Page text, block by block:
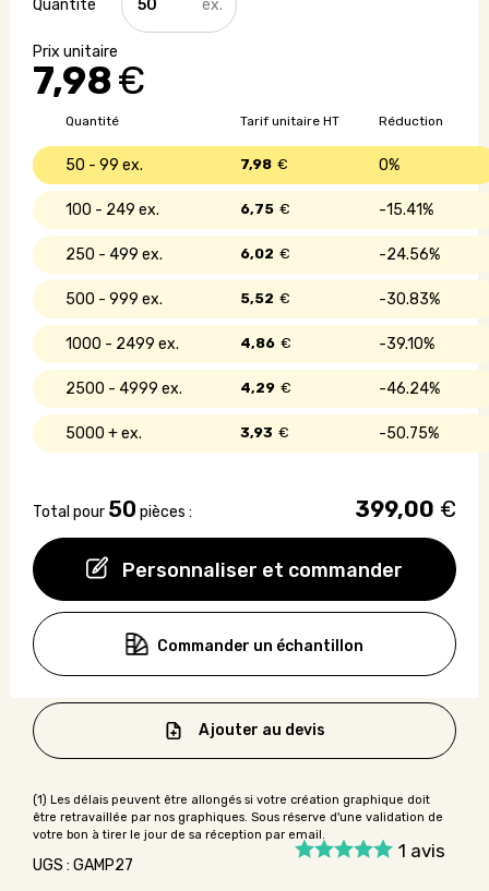
7,98€
Personnaliser et commander
de
Mini
d'arbre
dans
Quantité Réduction
Tarif unitaire HT
50 - 99 0%
7,98 €
100 - 249 15.41%
6,75 €
250 - 499 24.56%
6,02 €
500 - 999 30.83%
5,52 €
1000 - 2499 39.10%
4,86 €
2500 - 4999 46.24%
4,29 €
5000 + 50.75%
3,93 €
Total pour 50 pièces : 399,00 €
Commander un échantillon
1 avis
Ajouter au devis
UGS : GAMP27